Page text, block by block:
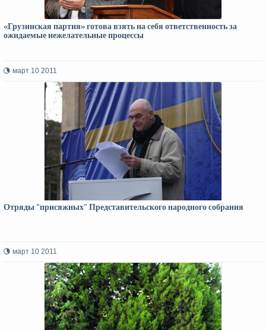
«Грузинская партия» готова взять на себя ответственность за
ожидаемые нежелательные процессы
март 10 2011
Отряды "присяжных" Представительского народного собрания
март 10 2011